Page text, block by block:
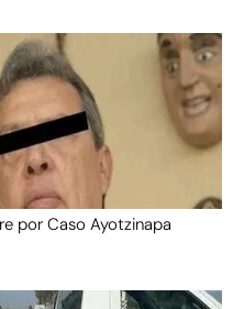
por Caso Ayotzinapa